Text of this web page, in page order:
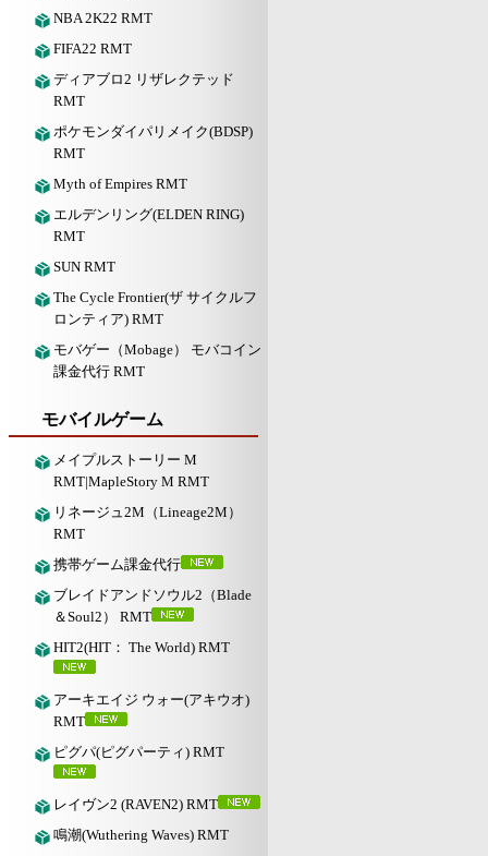
NBA 2K22 RMT
FIFA22 RMT
ディアブロ2 リザレクテッド
RMT
ポケモンダイパリメイク(BDSP)
RMT
Myth of Empires RMT
エルデンリング(ELDEN RING)
RMT
SUN RMT
The Cycle Frontier(ザ サイクルフ
ロンティア) RMT
モバゲー（Mobage） モバコイン
課金代行 RMT
モバイルゲーム
メイプルストーリー M
RMT|MapleStory M RMT
リネージュ2M（Lineage2M）
RMT
携帯ゲーム課金代行
ブレイドアンドソウル2（Blade
＆Soul2） RMT
HIT2(HIT： The World) RMT
アーキエイジ ウォー(アキウオ)
RMT
ピグパ(ピグパーティ) RMT
レイヴン2 (RAVEN2) RMT
鳴潮(Wuthering Waves) RMT